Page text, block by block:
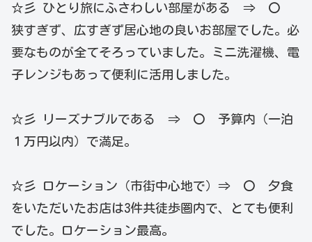
☆彡 ひとり旅にふさわしい部屋がある ⇒ 〇
狭すぎず、広すぎず居心地の良いお部屋でした。必
要なものが全てそろっていました。ミニ洗濯機、電
子レンジもあって便利に活用しました。
☆彡 リーズナブルである ⇒ 〇 予算内（一泊
１万円以内）で満足。
☆彡 ロケーション（市街中心地で）⇒ 〇 夕食
をいただいたお店は3件共徒歩圏内で、とても便利
でした。ロケーション最高。